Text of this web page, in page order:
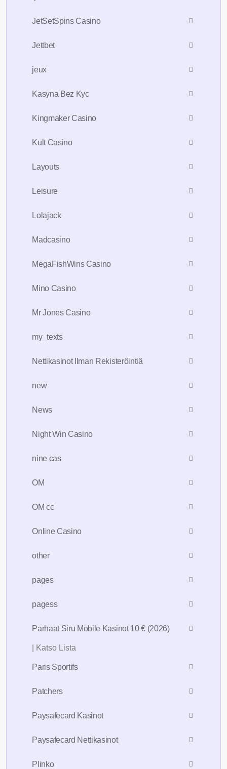
JetSetSpins Casino
Jettbet
jeux
Kasyna Bez Kyc
Kingmaker Casino
Kult Casino
Layouts
Leisure
Lolajack
Madcasino
MegaFishWins Casino
Mino Casino
Mr Jones Casino
my_texts
Nettikasinot Ilman Rekisteröintiä
new
News
Night Win Casino
nine cas
OM
OM cc
Online Casino
other
pages
pagess
Parhaat Siru Mobile Kasinot 10 € (2026)
| Katso Lista
Paris Sportifs
Patchers
Paysafecard Kasinot
Paysafecard Nettikasinot
Plinko